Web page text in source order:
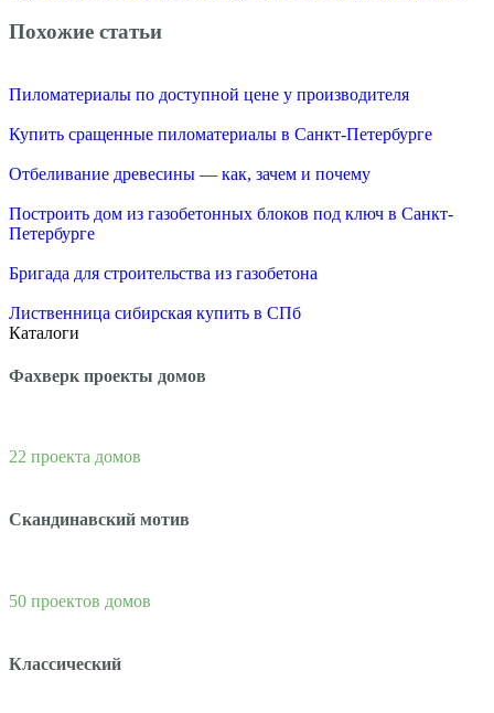
Похожие статьи
Пиломатериалы по доступной цене у производителя
Купить сращенные пиломатериалы в Санкт-Петербурге
Отбеливание древесины — как, зачем и почему
Построить дом из газобетонных блоков под ключ в Санкт-
Петербурге
Бригада для строительства из газобетона
Лиственница сибирская купить в СПб
Каталоги
Фахверк проекты домов
22 проекта домов
Скандинавский мотив
50 проектов домов
Классический